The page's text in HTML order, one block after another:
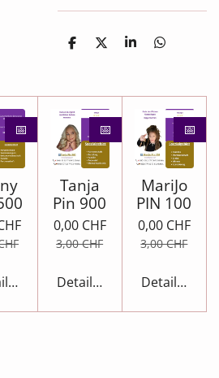
T
e
n
T
e
n
T
e
T
e
n
📅
anzeigen
📅
Tanja
Pin 900
0,00 CHF
3,00 CHF
Details anzeigen
📅
MariJo
PIN 100
0,00 CHF
3,00 CHF
Details